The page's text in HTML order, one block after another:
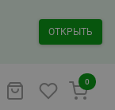
ОТКРЫТЬ
0